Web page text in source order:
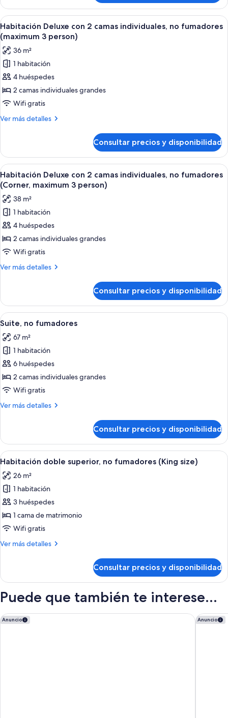
(Corner,
maximum
3
person)
con
camas
individuales,
no
fumadores
(Corner,
maximum
3
person)
Abrir
todas
las
fotos
de
Habitación
Deluxe
con
2
no
fumadores
(maximum
3
person)
Una habitación de hotel con dos
9
Habitación Deluxe con 2 camas individuales, no fumadores
(maximum 3 person)
36 m²
1 habitación
4 huéspedes
2 camas individuales grandes
Wifi gratis
Ver más detalles
Más
Deluxe
con
2
camas
individuales,
no
fumadores
(maximum
3
person)
Consultar precios y disponibilidad
Abrir
todas
las
fotos
de
Habitación
Deluxe
con
2
no
fumadores
(Corner,
maximum
3
person)
Habitación de hotel con dos camas,
11
Habitación Deluxe con 2 camas individuales, no fumadores
(Corner, maximum 3 person)
38 m²
1 habitación
4 huéspedes
2 camas individuales grandes
Wifi gratis
Ver más detalles
Más
Deluxe
con
2
individuales,
no
fumadores
(Corner,
maximum
3
person)
Consultar precios y disponibilidad
Abrir
todas
las
fotos
de
Suite,
no
Habitación de hotel con dos camas,
12
Suite, no fumadores
67 m²
1 habitación
6 huéspedes
2 camas individuales grandes
Wifi gratis
Ver más detalles
Más
no
fumadores
Consultar precios y disponibilidad
Abrir
todas
las
fotos
de
Habitación
doble
no
size)
Habitación de hotel con una cama
9
Habitación doble superior, no fumadores (King size)
26 m²
1 habitación
3 huéspedes
1 cama de matrimonio
Wifi gratis
Ver más detalles
Más
doble
no
(King
size)
Consultar precios y disponibilidad
Puede que también te interese...
Anuncio
ANA Holiday Inn Tokyo Bay by IHG Anuncio
Grand